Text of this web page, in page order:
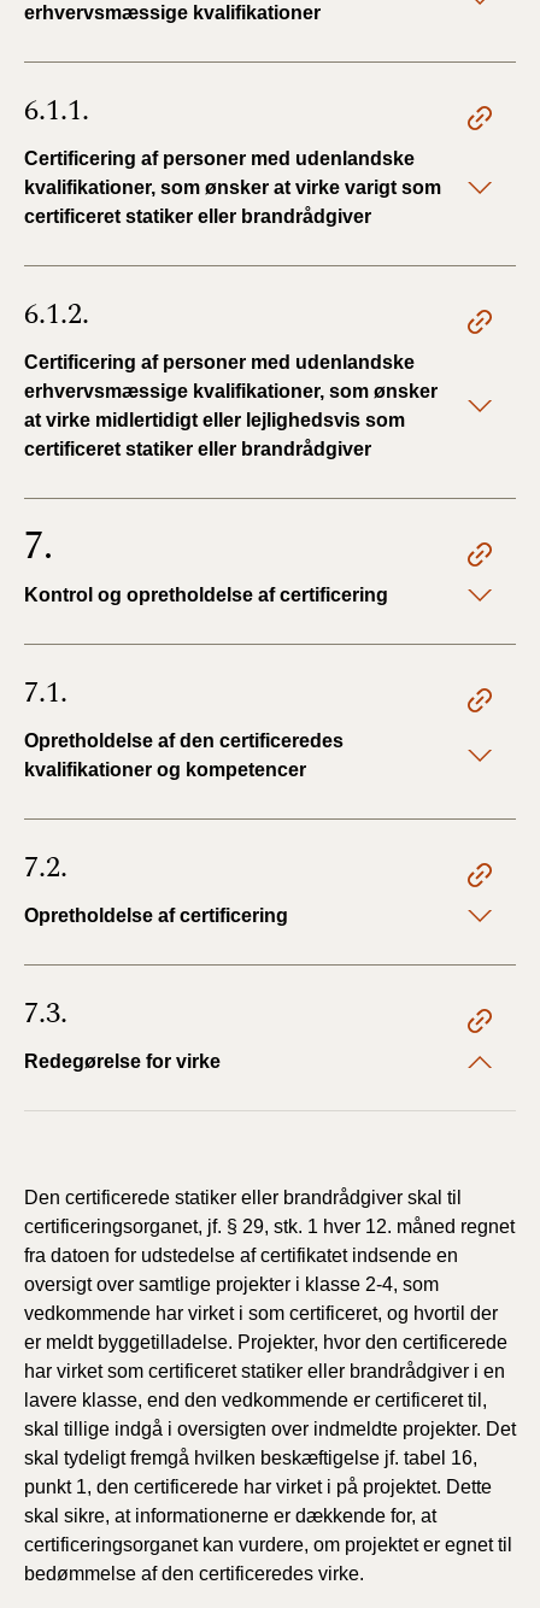
erhvervsmæssige kvalifikationer
6.1.1.
Certificering af personer med udenlandske
kvalifikationer, som ønsker at virke varigt som
certificeret statiker eller brandrådgiver
6.1.2.
Certificering af personer med udenlandske
erhvervsmæssige kvalifikationer, som ønsker
at virke midlertidigt eller lejlighedsvis som
certificeret statiker eller brandrådgiver
7.
Kontrol og opretholdelse af certificering
7.1.
Opretholdelse af den certificeredes
kvalifikationer og kompetencer
7.2.
Opretholdelse af certificering
7.3.
Redegørelse for virke
Den certificerede statiker eller brandrådgiver skal til
certificeringsorganet, jf. § 29, stk. 1 hver 12. måned regnet
fra datoen for udstedelse af certifikatet indsende en
oversigt over samtlige projekter i klasse 2-4, som
vedkommende har virket i som certificeret, og hvortil der
er meldt byggetilladelse. Projekter, hvor den certificerede
har virket som certificeret statiker eller brandrådgiver i en
lavere klasse, end den vedkommende er certificeret til,
skal tillige indgå i oversigten over indmeldte projekter. Det
skal tydeligt fremgå hvilken beskæftigelse jf. tabel 16,
punkt 1, den certificerede har virket i på projektet. Dette
skal sikre, at informationerne er dækkende for, at
certificeringsorganet kan vurdere, om projektet er egnet til
bedømmelse af den certificeredes virke.